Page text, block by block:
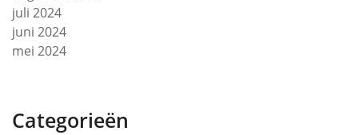
juli 2024
juni 2024
mei 2024
Categorieën